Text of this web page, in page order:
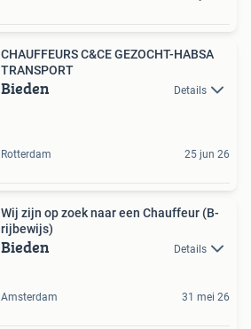
CHAUFFEURS C&CE GEZOCHT-HABSA
TRANSPORT
Bieden Details
Rotterdam 25 jun 26
Wij zijn op zoek naar een Chauffeur (B-
rijbewijs)
Bieden Details
Amsterdam 31 mei 26